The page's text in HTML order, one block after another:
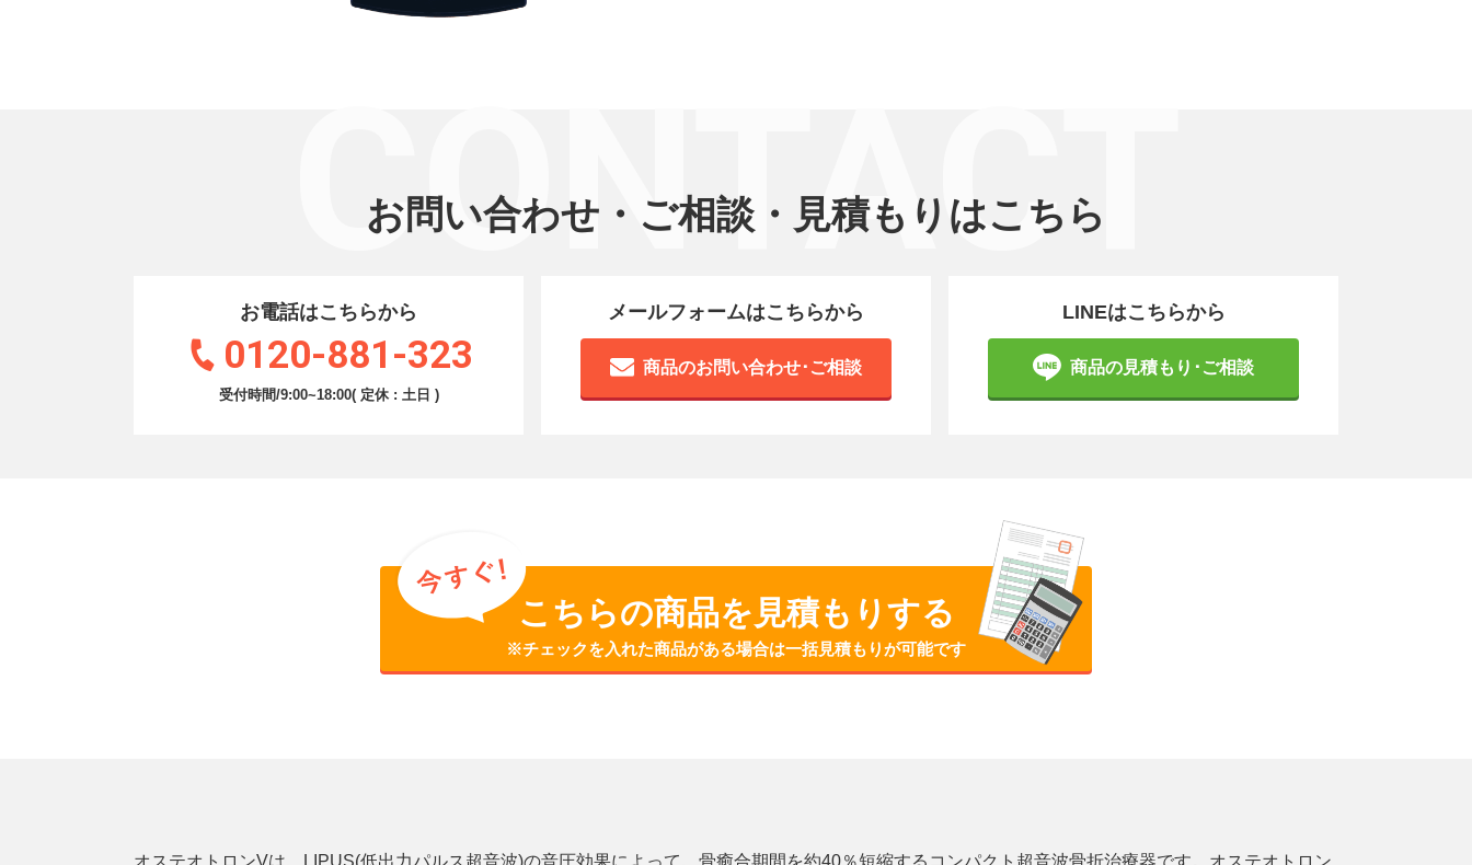
CONTACT
お問い合わせ・ご相談・ 見積もりはこちら
お電話はこちらから
0120-881-323
受付時間/9:00~18:00( 定休 : 土日 )
メールフォームはこちらから
商品のお問い合わせ･ご相談
LINEはこちらから
商品の見積もり･ご相談
こちらの商品を見積もりする
※チェックを入れた商品がある場合は一括見積もりが可能です
オステオトロンVは、LIPUS(低出力パルス超音波)の音圧効果によって、骨癒合期間を約40％短縮するコンパクト超音波骨折治療器です。オステオトロン